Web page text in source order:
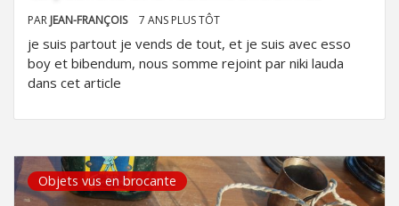
PAR JEAN-FRANÇOIS 7 ANS PLUS TÔT
je suis partout je vends de tout, et je suis avec esso
boy et bibendum, nous somme rejoint par niki lauda
dans cet article
Objets vus en brocante